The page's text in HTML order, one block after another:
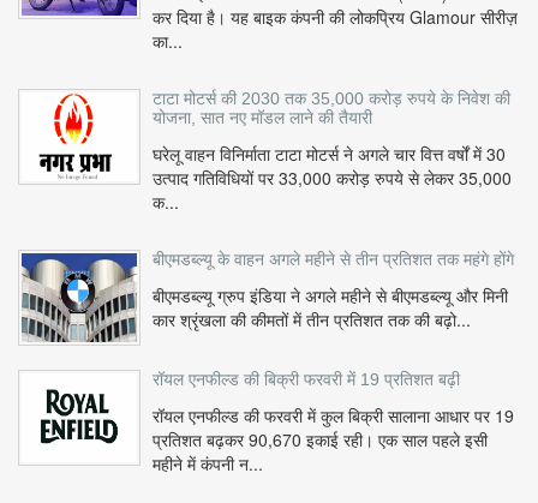
कर दिया है। यह बाइक कंपनी की लोकप्रिय Glamour सीरीज़
का...
टाटा मोटर्स की 2030 तक 35,000 करोड़ रुपये के निवेश की
योजना, सात नए मॉडल लाने की तैयारी
घरेलू वाहन विनिर्माता टाटा मोटर्स ने अगले चार वित्त वर्षों में 30
उत्पाद गतिविधियों पर 33,000 करोड़ रुपये से लेकर 35,000
क...
बीएमडब्ल्यू के वाहन अगले महीने से तीन प्रतिशत तक महंगे होंगे
बीएमडब्ल्यू ग्रुप इंडिया ने अगले महीने से बीएमडब्ल्यू और मिनी
कार श्रृंखला की कीमतों में तीन प्रतिशत तक की बढ़ो...
रॉयल एनफील्ड की बिक्री फरवरी में 19 प्रतिशत बढ़ी
रॉयल एनफील्ड की फरवरी में कुल बिक्री सालाना आधार पर 19
प्रतिशत बढ़कर 90,670 इकाई रही। एक साल पहले इसी
महीने में कंपनी न...